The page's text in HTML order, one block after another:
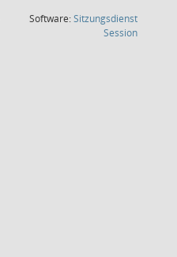
Software:Sitzungsdienst
Session(Wird in